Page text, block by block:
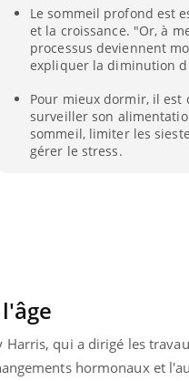
Le sommeil profond est
et la croissance. "Or, à
processus deviennent
expliquer la diminution
Pour mieux dormir, il
surveiller son
sommeil, limiter les
gérer le stress.
Harris, qui a dirigé les
hormonaux et